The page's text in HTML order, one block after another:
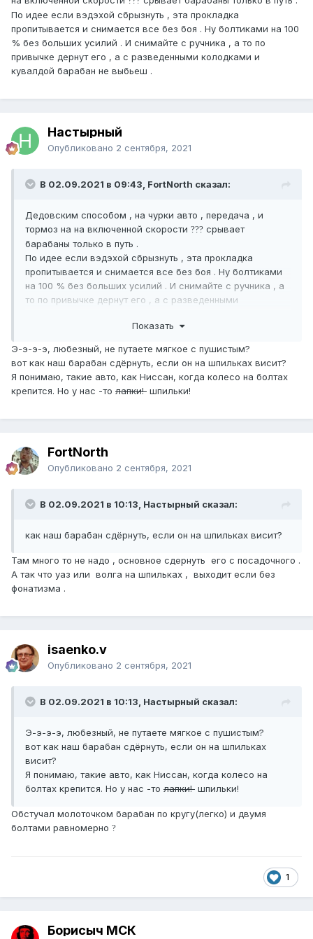
По идее если вэдэхой сбрызнуть , эта прокладка
пропитывается и снимается все без боя . Ну болтиками на 100
% без больших усилий . И снимайте с ручника , а то по
привычке дернут его , а с разведенными колодками и
кувалдой барабан не выбьеш .
Настырный
Опубликовано 2 сентября, 2021
В 02.09.2021 в 09:43, FоrtNorth сказал:
Дедовским способом , на чурки авто , передача , и
тормоз на на включенной скорости ??? срывает
барабаны только в путь .
По идее если вэдэхой сбрызнуть , эта прокладка
пропитывается и снимается все без боя . Ну болтиками
на 100 % без больших усилий . И снимайте с ручника , а
то по привычке дернут его , а с разведенными
Показать
Э-э-э-э, любезный, не путаете мягкое с пушистым?
вот как наш барабан сдёрнуть, если он на шпильках висит?
Я понимаю, такие авто, как Ниссан, когда колесо на болтах
крепится. Но у нас -то лапки! шпильки!
FоrtNorth
Опубликовано 2 сентября, 2021
В 02.09.2021 в 10:13, Настырный сказал:
как наш барабан сдёрнуть, если он на шпильках висит?
Там много то не надо , основное сдернуть его с посадочного .
А так что уаз или волга на шпильках , выходит если без
фонатизма .
isaenko.v
Опубликовано 2 сентября, 2021
В 02.09.2021 в 10:13, Настырный сказал:
Э-э-э-э, любезный, не путаете мягкое с пушистым?
вот как наш барабан сдёрнуть, если он на шпильках
висит?
Я понимаю, такие авто, как Ниссан, когда колесо на
болтах крепится. Но у нас -то лапки! шпильки!
Обстучал молоточком барабан по кругу(легко) и двумя
болтами равномерно ?
1
Борисыч МСК